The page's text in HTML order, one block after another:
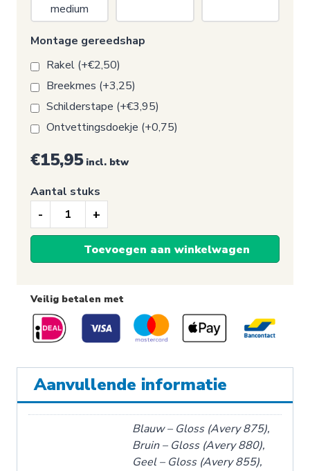
medium
Montage gereedshap
Rakel (+€2,50)
Breekmes (+3,25)
Schilderstape (+€3,95)
Ontvettingsdoekje (+0,75)
€15,95 incl. btw
Thuishaven
boot
aantal
Aantal stuks
Toevoegen aan winkelwagen
Veilig betalen met
Aanvullende informatie
Blauw – Gloss (Avery 875),
Bruin – Gloss (Avery 880),
Geel – Gloss (Avery 855),